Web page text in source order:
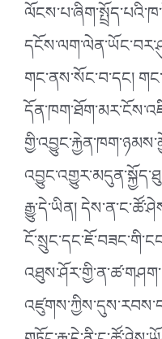
གང་ནས་སོང་བ་དང།
རྒྱུ་དེ་ཡིན།